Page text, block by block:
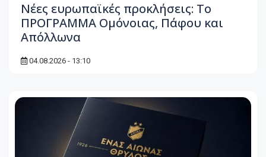
Νέες ευρωπαϊκές προκλήσεις: Το
ΠΡΟΓΡΑΜΜΑ Ομόνοιας, Πάφου και
Απόλλωνα
04.08.2026 - 13:10